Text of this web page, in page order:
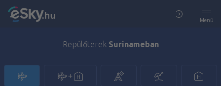
Menü
Repülőterek Surinameban